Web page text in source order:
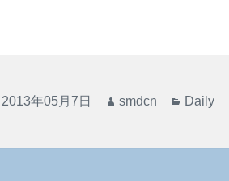
发
2013年05月7日
作
smdcn
分
Daily